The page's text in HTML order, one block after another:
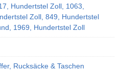
Hundertstel Zoll, 1063,
Zoll, 849, Hundertstel
1969, Hundertstel Zoll
Rucksäcke & Taschen